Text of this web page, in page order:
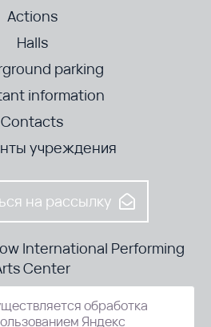
Actions
Halls
parking
information
Contacts
учреждения
на рассылку
International Performing
Center
nab., Moscow, 115054, Russia
обработка
Яндекс